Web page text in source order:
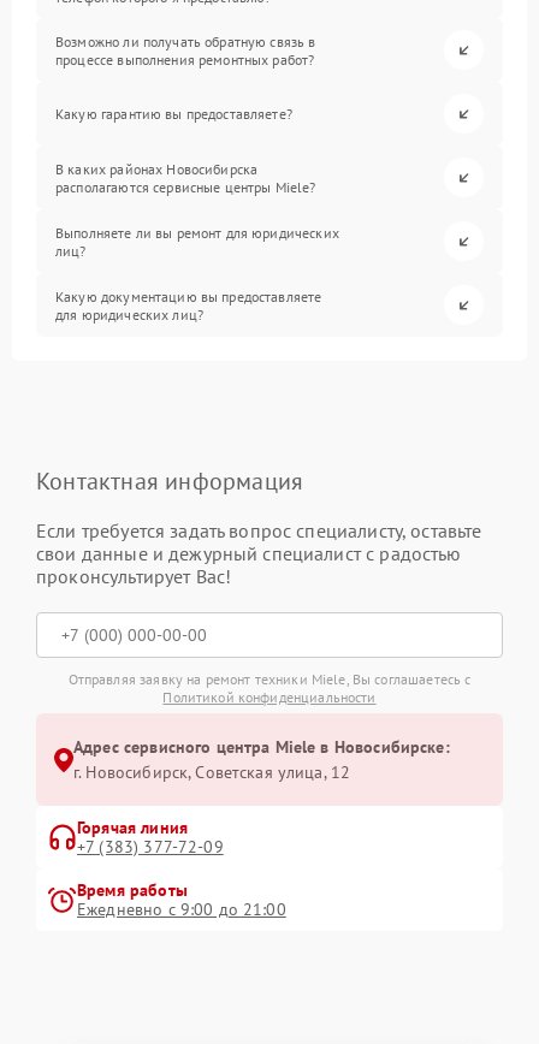
Возможно ли получать обратную связь в
процессе выполнения ремонтных работ?
Какую гарантию вы предоставляете?
В каких районах Новосибирска
располагаются сервисные центры Miele?
Выполняете ли вы ремонт для юридических
лиц?
Какую документацию вы предоставляете
для юридических лиц?
Контактная информация
Если требуется задать вопрос специалисту, оставьте
свои данные и дежурный специалист с радостью
проконсультирует Вас!
Отправляя заявку на ремонт техники Miele, Вы соглашаетесь с
Политикой конфиденциальности
Адрес сервисного центра Miele в Новосибирске:
г. Новосибирск, Советская улица, 12
Горячая линия
+7 (383) 377-72-09
Время работы
Ежедневно с 9:00 до 21:00